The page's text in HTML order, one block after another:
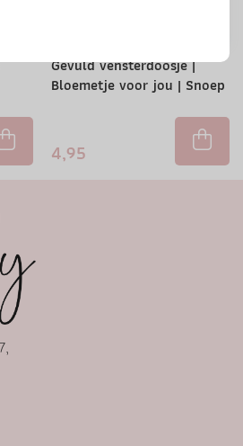
Gevuld vensterdoosje |
Bloemetje voor jou | Snoep
4,95